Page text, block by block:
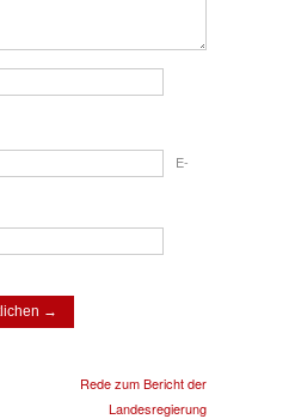
E-
Rede zum Bericht der
Landesregierung